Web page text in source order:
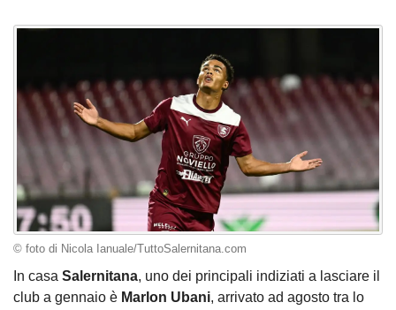
© foto di Nicola Ianuale/TuttoSalernitana.com
In casa Salernitana, uno dei principali indiziati a lasciare il
club a gennaio è Marlon Ubani, arrivato ad agosto tra lo